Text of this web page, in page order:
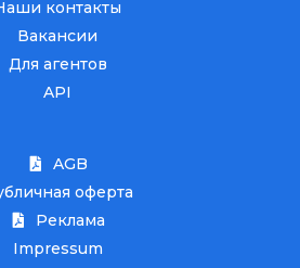
контакты
Вакансии
Для агентов
API
AGB
оферта
Реклама
Impressum